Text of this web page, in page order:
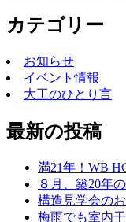
カテゴリー
お知らせ
イベント情報
大工のひとり言
最新の投稿
満21年！WB
８月、築20年
構造見学会の
梅雨でも室内